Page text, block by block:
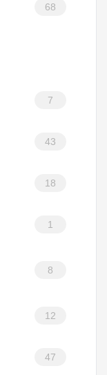
68
7
43
18
1
8
12
47